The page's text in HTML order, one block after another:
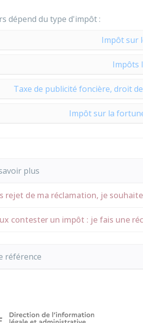
dépend du type d'impôt :
Impôt sur
Impôts
Taxe de publicité foncière, droit
Impôt sur la
plus
rejet de ma réclamation, je
contester un impôt : je fais une
référence